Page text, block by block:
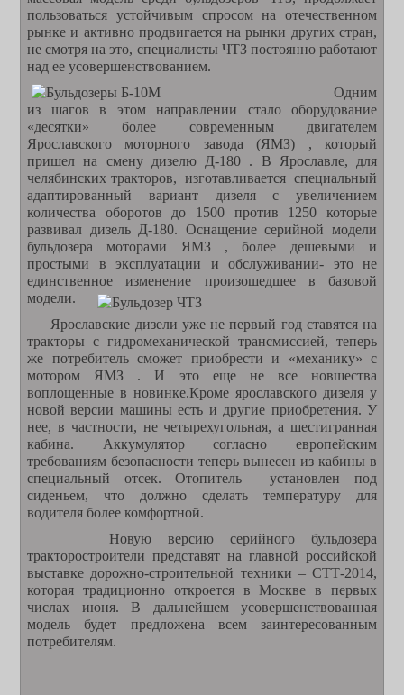
пользоваться устойчивым спросом на отечественном
рынке и активно продвигается на рынки других стран,
не смотря на это, специалисты ЧТЗ постоянно работают
над ее усовершенствованием.
Одним
из шагов в этом направлении стало оборудование
«десятки» более современным двигателем
Ярославского моторного завода (ЯМЗ) , который
пришел на смену дизелю Д-180 . В Ярославле, для
челябинских тракторов, изготавливается специальный
адаптированный вариант дизеля с увеличением
количества оборотов до 1500 против 1250 которые
развивал дизель Д-180. Оснащение серийной модели
бульдозера моторами ЯМЗ , более дешевыми и
простыми в эксплуатации и обслуживании- это не
единственное изменение произошедшее в базовой
модели.
Ярославские дизели уже не первый год ставятся на
тракторы с гидромеханической трансмиссией, теперь
же потребитель сможет приобрести и «механику» с
мотором ЯМЗ . И это еще не все новшества
воплощенные в новинке.Кроме ярославского дизеля у
новой версии машины есть и другие приобретения. У
нее, в частности, не четырехугольная, а шестигранная
кабина. Аккумулятор согласно европейским
требованиям безопасности теперь вынесен из кабины в
специальный отсек. Отопитель установлен под
сиденьем, что должно сделать температуру для
водителя более комфортной.
Новую версию серийного бульдозера
тракторостроители представят на главной российской
выставке дорожно-строительной техники – СТТ-2014,
которая традиционно откроется в Москве в первых
числах июня. В дальнейшем усовершенствованная
модель будет предложена всем заинтересованным
потребителям.